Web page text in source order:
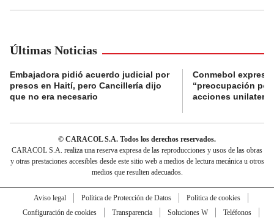
Últimas Noticias
Embajadora pidió acuerdo judicial por
presos en Haití, pero Cancillería dijo
que no era necesario
Conmebol expresó
“preocupación
acciones
© CARACOL S.A. Todos los derechos reservados.
CARACOL S.A. realiza una reserva expresa de las reproducciones y usos de las obras
y otras prestaciones accesibles desde este sitio web a medios de lectura mecánica u otros
medios que resulten adecuados.
Aviso legal Política de Protección de Datos
Política de cookies
Configuración de cookies
Transparencia Soluciones W
Teléfonos